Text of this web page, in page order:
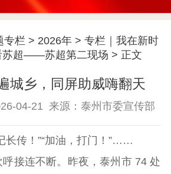
专栏 > 2026年> 专栏｜我在新时
苏超——苏超第二现场 > 正文
城乡，同屏助威嗨翻天
04-21 来源：泰州市委宣传部
传！”“加油，打门！”……
连不断。昨夜，泰州市 74 处